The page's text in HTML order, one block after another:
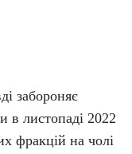
забороняє
в листопаді 2022
фракцій на чолі